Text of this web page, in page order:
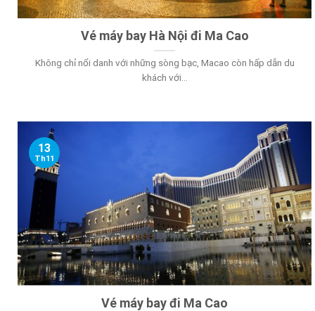
Vé máy bay Hà Nội đi Ma Cao
Không chỉ nổi danh với những sòng bạc, Macao còn hấp dẫn du
khách với...
Vé máy bay đi Ma Cao
13
Th11